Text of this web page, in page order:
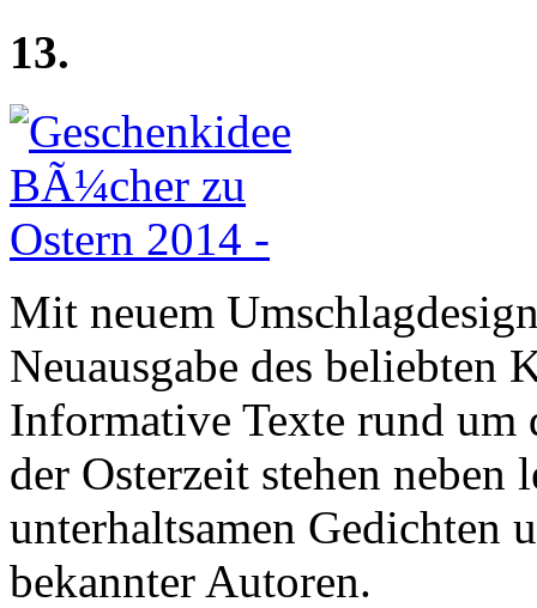
13.
Mit neuem
Neuausgabe des beliebten
Informative Texte rund um
der Osterzeit stehen neben
unterhaltsamen Gedichten
bekannter Autoren.